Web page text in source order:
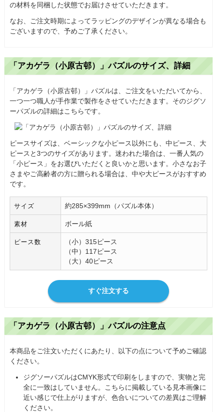
の材料を同梱した状態でお届けさせていただきます。
なお、ご注文時期によってラッピングのデザインが異なる場合も
ございますので、予めご了承ください。
「アカゲラ（小原古邨）」パズルのサイズ、詳細
「アカゲラ（小原古邨）」パズルは、ご注文をいただいてから、
一つ一つ職人が手作業で製作をさせていただきます。そのジグソ
ーパズルの詳細はこちらです。
ピースサイズは、ベーシックな小ピース以外にも、中ピース、大
ピースと3つのサイズがあります。迷われた場合は、一番人気の
「小ピース」をお選びいただくと良いかと思います。小さなお子
さまやご高齢者の方に贈られる場合は、中や大ピースがおすすめ
です。
サイズ 約285×399mm（パズル本体）
素材 ボール紙
ピース数
（小）315ピース
（中）117ピース
（大）40ピース
すぐ注文する
「アカゲラ（小原古邨）」パズルの注意点
本商品をご注文いただくにあたり、以下の点について予めご確認
ください。
ジグソーパズルはCMYK形式で印刷をしますので、実物と完
全に一致はしていません。こちらに掲載している見本画像に
近い感じで仕上がりますが、色合いについての差異はご理解
ください。